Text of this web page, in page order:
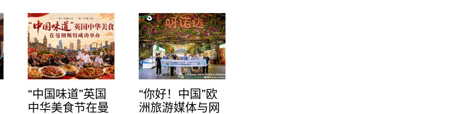
“中国味道”英国
中华美食节在曼
“你好！中国”欧
洲旅游媒体与网